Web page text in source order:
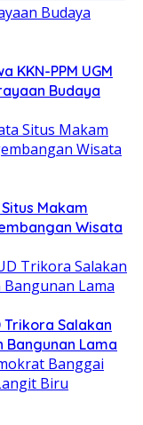
KKN-PPM UGM
Budaya
Makam
Wisata
Trikora Salakan
Bangunan Lama